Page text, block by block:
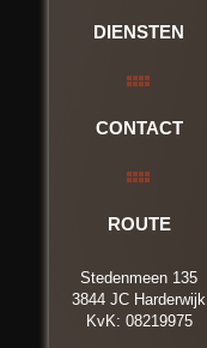
DIENSTEN
CONTACT
ROUTE
Stedenmeen 135
3844 JC Harderwijk
KvK: 08219975